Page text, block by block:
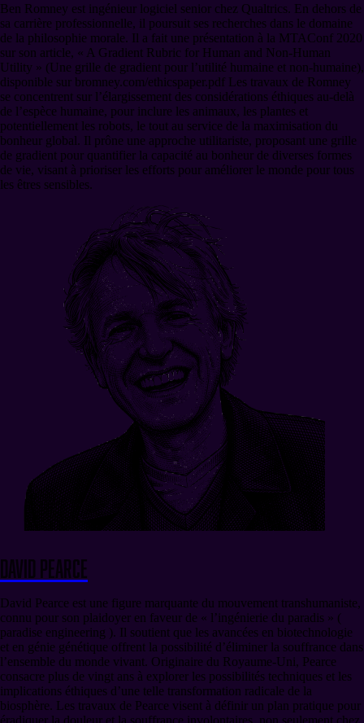
Ben Romney est ingénieur logiciel senior chez Qualtrics. En dehors de
sa carrière professionnelle, il poursuit ses recherches dans le domaine
de la philosophie morale. Il a fait une présentation à la MTAConf 2020
sur son article, « A Gradient Rubric for Human and Non-Human
Utility » (Une grille de gradient pour l’utilité humaine et non-humaine),
disponible sur bromney.com/ethicspaper.pdf Les travaux de Romney
se concentrent sur l’élargissement des considérations éthiques au-delà
de l’espèce humaine, pour inclure les animaux, les plantes et
potentiellement les robots, le tout au service de la maximisation du
bonheur global. Il prône une approche utilitariste, proposant une grille
de gradient pour quantifier la capacité au bonheur de diverses formes
de vie, visant à prioriser les efforts pour améliorer le monde pour tous
les êtres sensibles.
David Pearce
David Pearce est une figure marquante du mouvement transhumaniste,
connu pour son plaidoyer en faveur de « l’ingénierie du paradis » (
paradise engineering ). Il soutient que les avancées en biotechnologie
et en génie génétique offrent la possibilité d’éliminer la souffrance dans
l’ensemble du monde vivant. Originaire du Royaume-Uni, Pearce
consacre plus de vingt ans à explorer les possibilités techniques et les
implications éthiques d’une telle transformation radicale de la
biosphère. Les travaux de Pearce visent à définir un plan pratique pour